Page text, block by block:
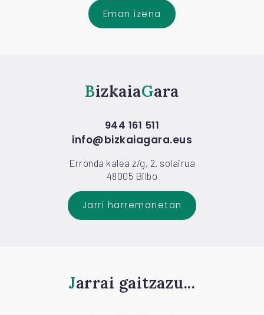
Eman izena
Bizkaia Gara
944 161 511
info@bizkaiagara.eus
Erronda kalea z/g, 2. solairua
48005 Bilbo
Jarri harremanetan
Jarrai gaitzazu...